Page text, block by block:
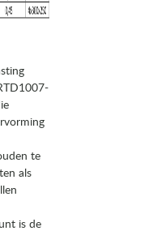
te
als
is de